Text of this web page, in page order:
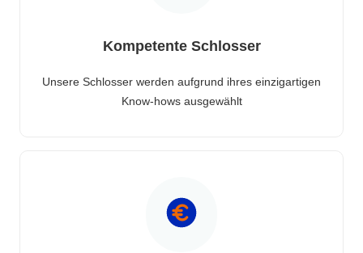
Kompetente Schlosser
Unsere Schlosser werden aufgrund ihres einzigartigen
Know-hows ausgewählt